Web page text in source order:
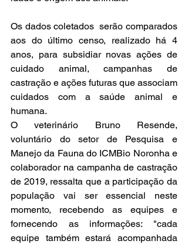
Os dados coletados  serão comparados
aos do último censo, realizado há 4
anos, para subsidiar novas ações de
cuidado animal, campanhas de
castração e ações futuras que associam
cuidados com a saúde animal e
humana.
O veterinário Bruno Resende,
voluntário do setor de Pesquisa e
Manejo da Fauna do ICMBio Noronha e
colaborador na campanha de castração
de 2019, ressalta que a participação da
população vai ser essencial neste
momento, recebendo as equipes e
fornecendo as informações: "cada
equipe também estará acompanhada